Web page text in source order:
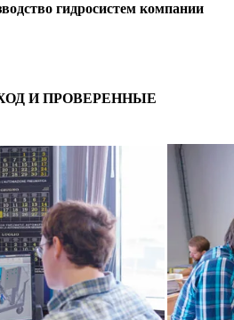
гидросистем компании
И ПРОВЕРЕННЫЕ